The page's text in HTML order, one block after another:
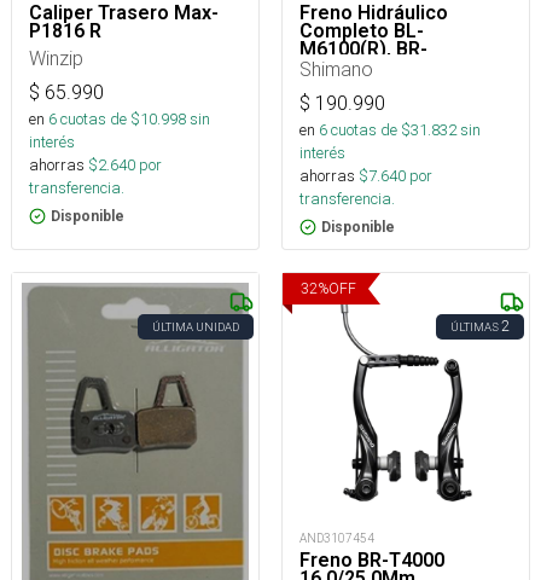
Caliper Trasero Max-
P1816 R
Winzip
$ 65.990
en 6cuotas de $10.998sin
interés
ahorras $2.640 por
transferencia.
Disponible
Freno Hidráulico
Completo BL-
M6100(R), BR-
M6100(R)
Shimano
$ 190.990
en 6cuotas de $31.832sin
interés
ahorras $7.640 por
transferencia.
Disponible
ÚLTIMA UNIDAD
32%OFF
ÚLTIMAS2
AND3107454
Freno BR-T4000